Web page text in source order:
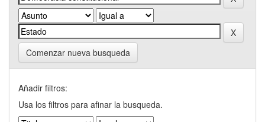
Comenzar nueva busqueda
Añadir filtros:
Usa los filtros para afinar la busqueda.